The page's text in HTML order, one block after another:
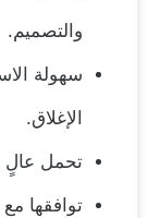
والتصميم.
سهولة
الإغلاق.
تحمل عالٍ
توافقها